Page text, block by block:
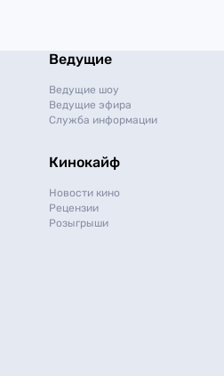
Ведущие
Ведущие шоу
Ведущие эфира
Служба информации
Кинокайф
Новости кино
Рецензии
Розыгрыши